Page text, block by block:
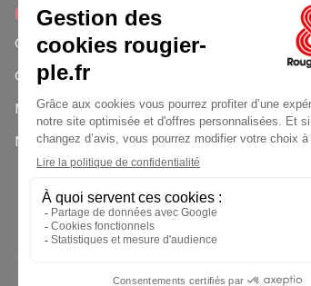
En savoir plus
Candidature spontanée
Qui sommes-nous ?
Marque employeur Rougier&Plé
Nos offres d’emploi